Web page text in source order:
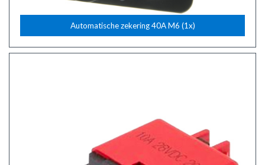
Automatische zekering 40A M6 (1x)